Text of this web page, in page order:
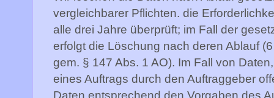
vergleichbarer Pflichten. die
alle drei Jahre überprüft; im Fall der
erfolgt die Löschung nach deren Ablauf
gem. § 147 Abs. 1 AO). Im Fall von
eines Auftrags durch den Auftraggeber
Daten entsprechend den Vorgaben des